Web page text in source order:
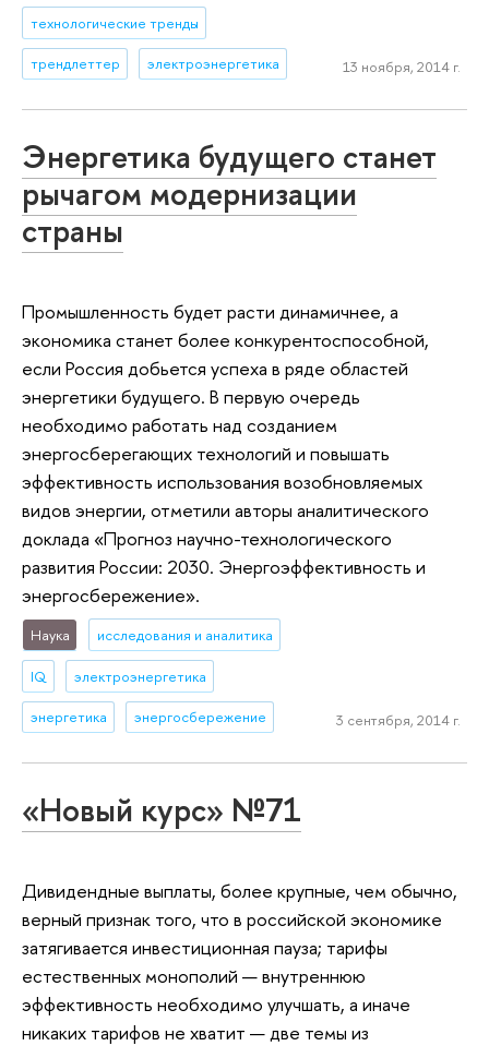
технологические тренды
трендлеттер электроэнергетика 13 ноября, 2014 г.
Энергетика будущего станет
рычагом модернизации
страны
Промышленность будет расти динамичнее, а
экономика станет более конкурентоспособной,
если Россия добьется успеха в ряде областей
энергетики будущего. В первую очередь
необходимо работать над созданием
энергосберегающих технологий и повышать
эффективность использования возобновляемых
видов энергии, отметили авторы аналитического
доклада «Прогноз научно-технологического
развития России: 2030. Энергоэффективность и
энергосбережение».
Наука исследования и аналитика
IQ электроэнергетика
энергетика энергосбережение 3 сентября, 2014 г.
«Новый курс» №71
Дивидендные выплаты, более крупные, чем обычно,
верный признак того, что в российской экономике
затягивается инвестиционная пауза; тарифы
естественных монополий — внутреннюю
эффективность необходимо улучшать, а иначе
никаких тарифов не хватит — две темы из